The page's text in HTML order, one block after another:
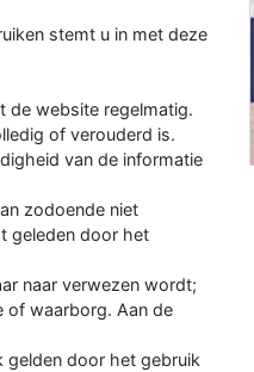
stemt u in met deze
de website regelmatig.
of verouderd is.
van de informatie
zodoende niet
geleden door het
naar verwezen wordt;
of waarborg. Aan de
gelden door het gebruik